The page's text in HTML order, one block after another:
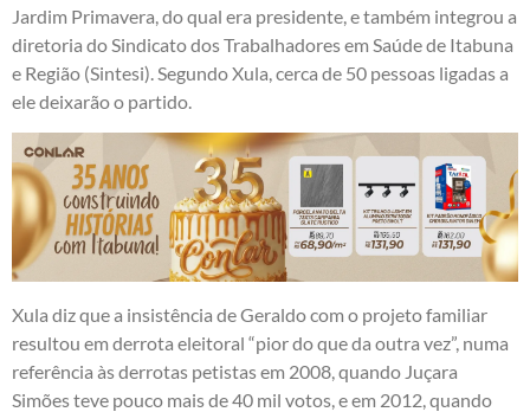
Jardim Primavera, do qual era presidente, e também integrou a
diretoria do Sindicato dos Trabalhadores em Saúde de Itabuna
e Região (Sintesi). Segundo Xula, cerca de 50 pessoas ligadas a
ele deixarão o partido.
Xula diz que a insistência de Geraldo com o projeto familiar
resultou em derrota eleitoral “pior do que da outra vez”, numa
referência às derrotas petistas em 2008, quando Juçara
Simões teve pouco mais de 40 mil votos, e em 2012, quando